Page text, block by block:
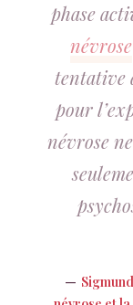
phase
névrose
tentative
pour
névrose